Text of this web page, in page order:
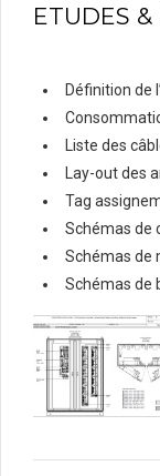
ETUDES
Définition de
Liste des
Lay-out des
Tag
Schémas de
Schémas de
Schémas de